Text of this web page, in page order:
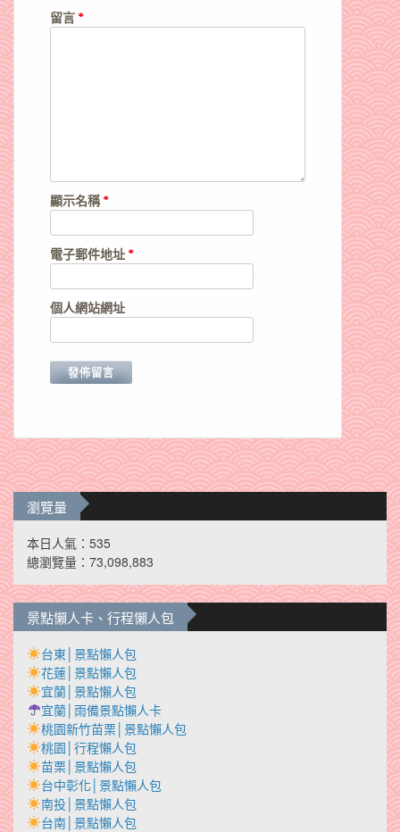
留言 *
顯示名稱*
電子郵件地址 *
個人網站網址
瀏覽量
本日人氣：535
總瀏覽量：73,098,883
景點懶人卡、行程懶人包
台東│景點懶人包
花蓮│景點懶人包
宜蘭│景點懶人包
宜蘭│雨備景點懶人卡
桃園新竹苗栗│景點懶人包
桃園│行程懶人包
苗栗│景點懶人包
台中彰化│景點懶人包
南投│景點懶人包
台南│景點懶人包